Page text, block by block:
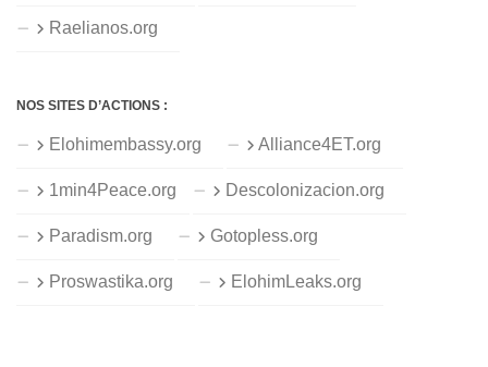
Raelianos.org
NOS SITES D’ACTIONS :
Elohimembassy.org Alliance4ET.org
1min4Peace.org Descolonizacion.org
Paradism.org Gotopless.org
Proswastika.org ElohimLeaks.org